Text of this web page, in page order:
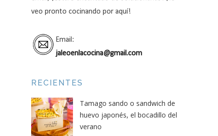
veo pronto cocinando por aquí!
Email:
jaleoenlacocina@gmail.com
RECIENTES
Tamago sando o sandwich de
huevo japonés, el bocadillo del
verano